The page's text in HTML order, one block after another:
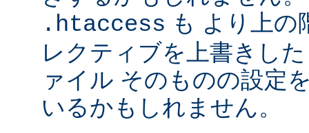
.htaccess も より上の
レクティブを上書きし
ァイル そのものの設定
いるかもしれません。